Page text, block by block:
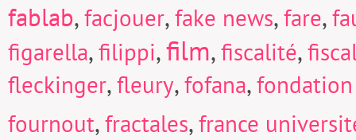
fablab,facjouer,fake news,fare,
figarella,filippi,film,fiscalité,
fleckinger,fleury,fofana,
fournout,fractales,france